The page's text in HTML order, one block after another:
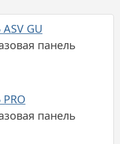
GU
панель
панель